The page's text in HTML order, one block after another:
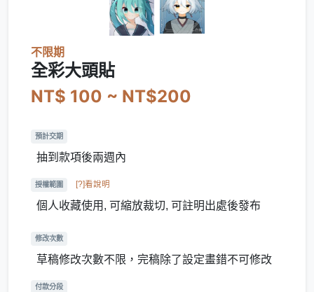
不限期
全彩大頭貼
NT$ 100 ~ NT$200
預計交期
抽到款項後兩週內
授權範圍 [?]看說明
個人收藏使用, 可縮放裁切, 可註明出處後發布
修改次數
草稿修改次數不限，完稿除了設定畫錯不可修改
付款分段